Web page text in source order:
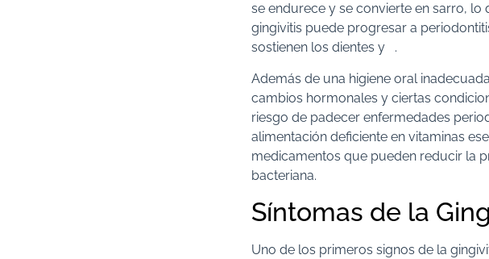
se endurece y se convierte en sarro, lo
gingivitis puede progresar a
sostienen los dientes y
.
Además de una higiene oral
cambios hormonales y ciertas
riesgo de padecer enfermedades
alimentación deficiente en vitaminas
medicamentos que pueden reducir la
bacteriana.
Síntomas de la
Uno de los primeros signos de la